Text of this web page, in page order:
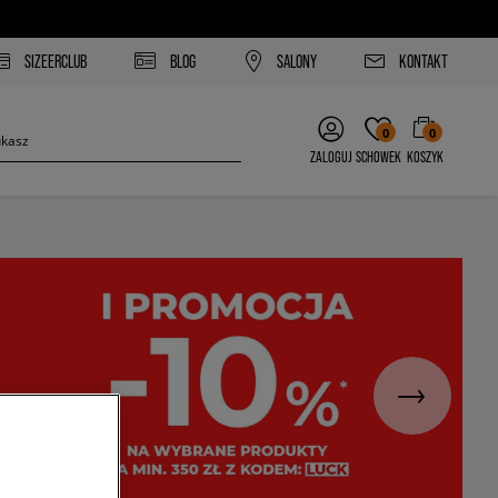
SIZEERCLUB BLOG SALONY KONTAKT
ZALOGUJ
0
SCHOWEK
0
KOSZYK